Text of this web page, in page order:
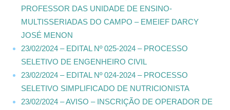
PROFESSOR DAS UNIDADE DE ENSINO-
MULTISSERIADAS DO CAMPO – EMEIEF DARCY
JOSÉ MENON
23/02/2024 – EDITAL Nº 025-2024 – PROCESSO
SELETIVO DE ENGENHEIRO CIVIL
23/02/2024 – EDITAL Nº 024-2024 – PROCESSO
SELETIVO SIMPLIFICADO DE NUTRICIONISTA
23/02/2024 – AVISO – INSCRIÇÃO DE OPERADOR DE